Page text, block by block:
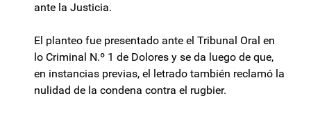
ante la Justicia.
El planteo fue presentado ante el Tribunal Oral en
lo Criminal N.º 1 de Dolores y se da luego de que,
en instancias previas, el letrado también reclamó la
nulidad de la condena contra el rugbier.